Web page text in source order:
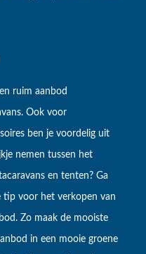
ruim aanbod
Ook voor
ben je voordelig uit
nemen tussen het
en tenten? Ga
tip voor het verkopen van
Zo maak de mooiste
in een mooie groene